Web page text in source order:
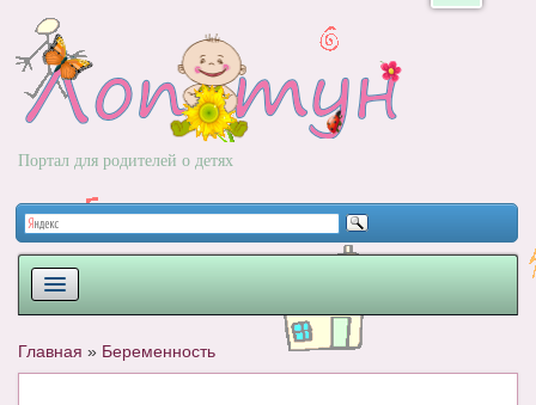
Портал для родителей о детях
Главная » Беременность